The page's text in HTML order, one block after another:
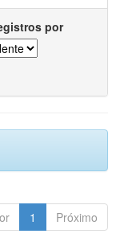
por
1 Próximo